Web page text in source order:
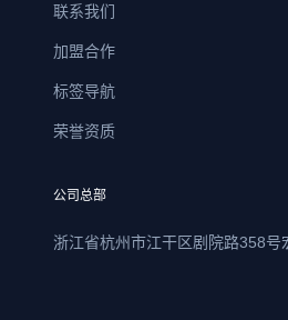
联系我们
加盟合作
标签导航
荣誉资质
公司总部
浙江省杭州市江干区剧院路358号